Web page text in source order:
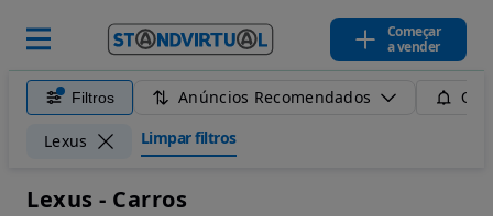
Começar
a vender
Filtros Anúncios Recomendados
Lexus Limpar filtros
Lexus - Carros